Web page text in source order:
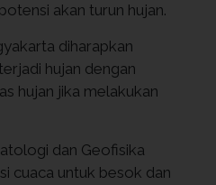
akan turun hujan.
diharapkan
hujan dengan
hujan jika melakukan
dan Geofisika
cuaca untuk besok dan